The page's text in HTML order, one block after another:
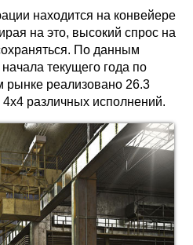
находится на конвейере
на это, высокий спрос на
По данным
текущего года по
рынке реализовано 26.3
различных исполнений.